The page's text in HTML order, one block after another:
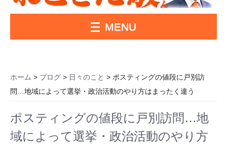
MENU
ホーム > ブログ > 日々のこと > ポスティングの値段に戸別訪
問…地域によって選挙・政治活動のやり方はまったく違う
ポスティングの値段に戸別訪問…地
域によって選挙・政治活動のやり方